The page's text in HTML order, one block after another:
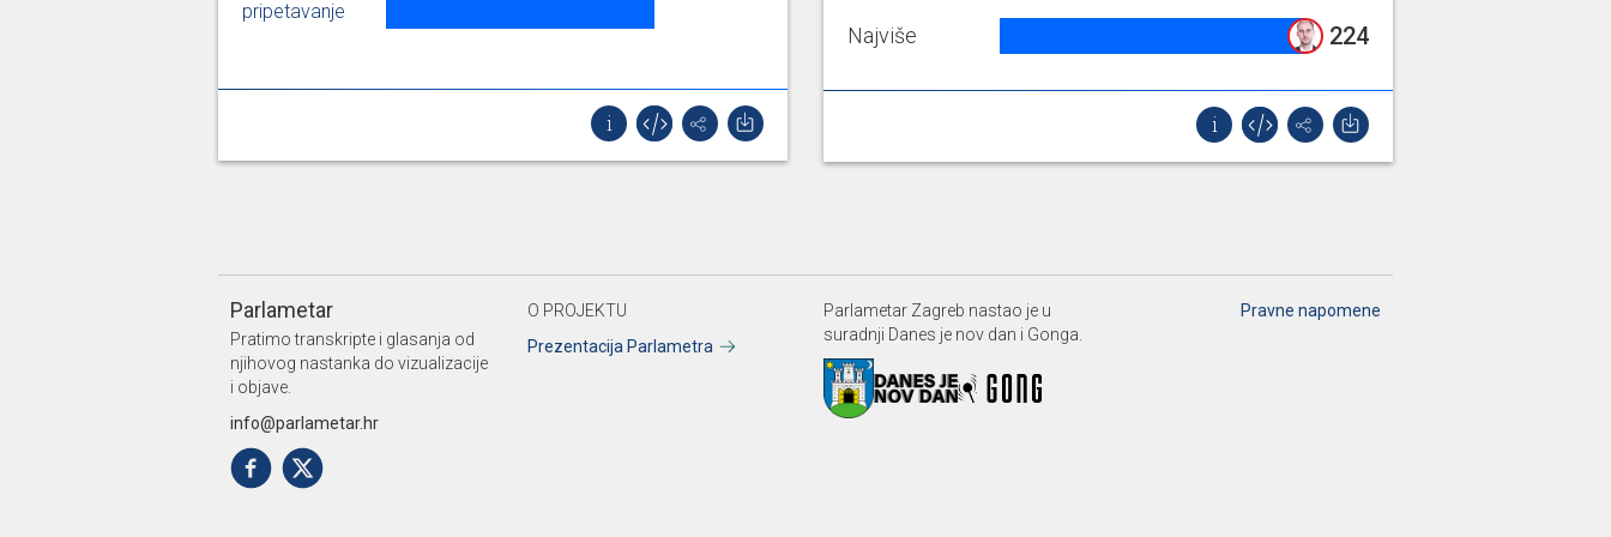
pripetavanje
Najviše 224
Parlametar
Pratimo transkripte i glasanja od
njihovog nastanka do vizualizacije
i objave.
info@parlametar.hr
O PROJEKTU
Prezentacija Parlametra
Parlametar Zagreb nastao je u
suradnji Danes je nov dan i Gonga.
Pravne napomene